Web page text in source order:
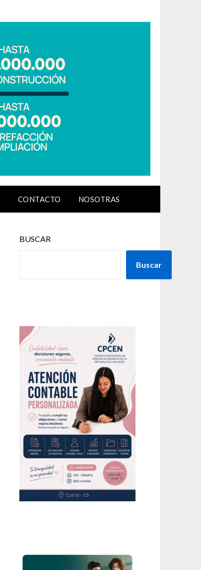
CONTACTO NOSOTRAS
BUSCAR
Buscar